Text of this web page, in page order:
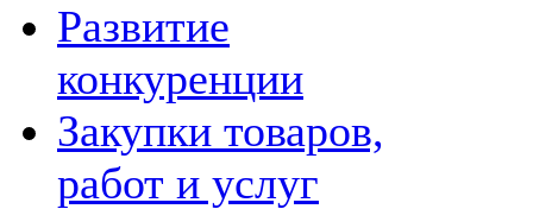
Развитие
конкуренции
Закупки товаров,
работ и услуг